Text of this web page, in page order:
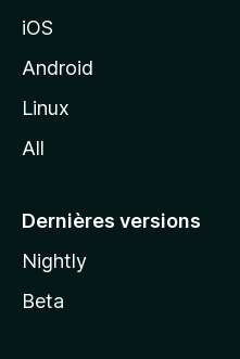
o
z
l
iOS
Android
Linux
All
Dernières versions
Nightly
Beta